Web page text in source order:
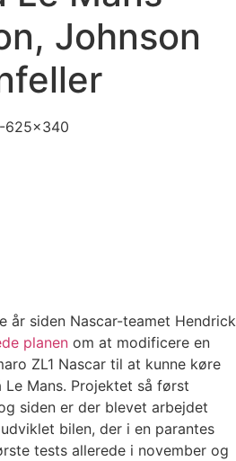
Johnson
år siden Nascar-teamet Hendrick
planen om at modificere en
ZL1 Nascar til at kunne køre
Mans. Projektet så først
siden er der blevet arbejdet
bilen, der i en parantes
tests allerede i november og